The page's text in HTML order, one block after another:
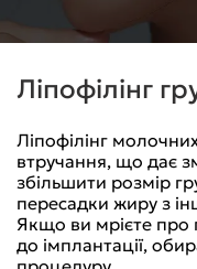
Ліпофілінг
Ліпофілінг
втручання, що дає
збільшити розмір
пересадки жиру з
Якщо ви мрієте про
до імплантації,